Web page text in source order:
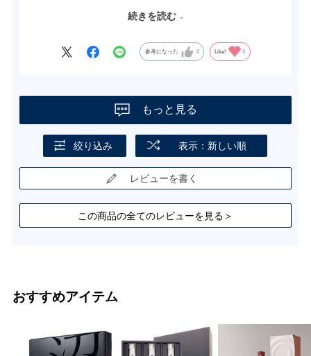
2人とも喜んでくれました。沼のセットの組み合わせも選べると
続きを読む
参考になった 0 Like! 0
もっと見る
絞り込み 表示：新しい順
レビューを書く
この商品の全てのレビューを見る＞
おすすめアイテム